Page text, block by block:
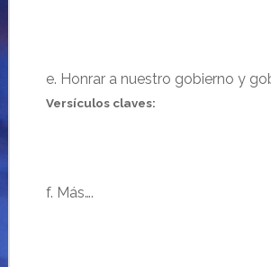
e. Honrar a nuestro gobierno y
Versículos claves:
f. Más….